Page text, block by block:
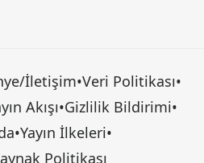
İletişim•Veri Politikası•
Akışı•Gizlilik Bildirimi•
•Yayın İlkeleri•
Politikası